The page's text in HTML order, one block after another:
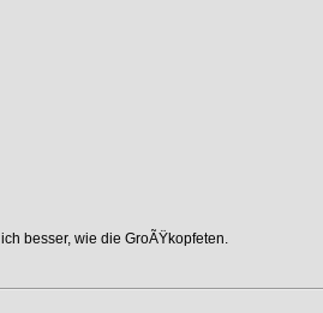
besser, wie die GroÃŸkopfeten.